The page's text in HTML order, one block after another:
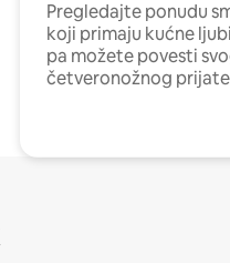
Pregledajte ponudu
koji primaju kućne
pa možete povesti
četveronožnog